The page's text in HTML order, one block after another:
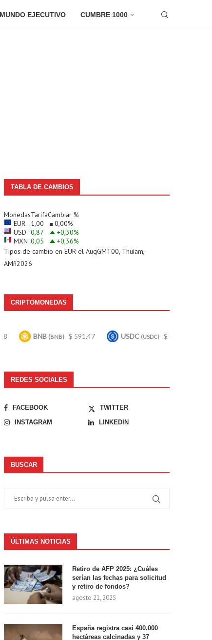
EJECUTIVO CUMBRE 1000
TABLA DE CAMBIOS
MonedasTarifaCambiar %
EUR
1,00 0,00%
USD 0,87 +0,30%
MXN 0,05 +0,36%
Tipos de cambio en EUR el AugGMT00, Thuíam,
AMñ2026
CRIPTOMONEDAS
BNB (BNB) $ 591.47 USDC(USDC) $ 0.999587
REDES SOCIALES
FACEBOOK
TWITTER
INSTAGRAM
LINKEDIN
BUSCAR
ÚLTIMAS NOTICIAS
Retiro de AFP 2025: ¿Cuáles
serían las fechas para solicitud
y retiro de fondos?
agosto 21, 2025
España registra casi 400.000
hectáreas calcinadas y 37